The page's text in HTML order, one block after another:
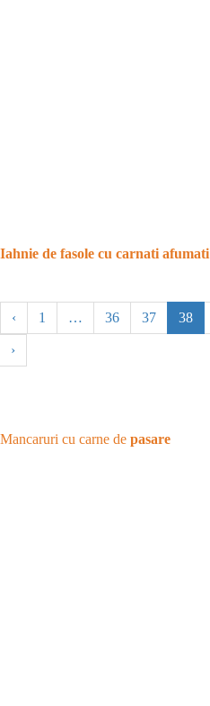
Iahnie de fasole cu carnati afumati
‹ 1 … 36 37 38
›
Mancaruri cu carne de pasare